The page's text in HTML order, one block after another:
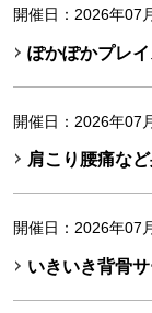
開催日：2026年07
ぽかぽかプレイ
開催日：2026年07
肩こり腰痛な
開催日：2026年07
いきいき背骨